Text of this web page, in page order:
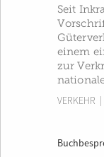
Seit
einem
zur
VERKEHR